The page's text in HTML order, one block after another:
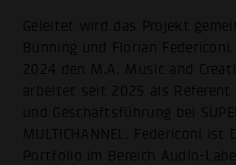
Geleitet wird das Projekt
Bünning und Florian
2024 den M.A. Music and
arbeitet seit 2025 als Referent
und Geschäftsführung bei
MULTICHANNEL. Federiconi
Portfolio im Bereich Audio-